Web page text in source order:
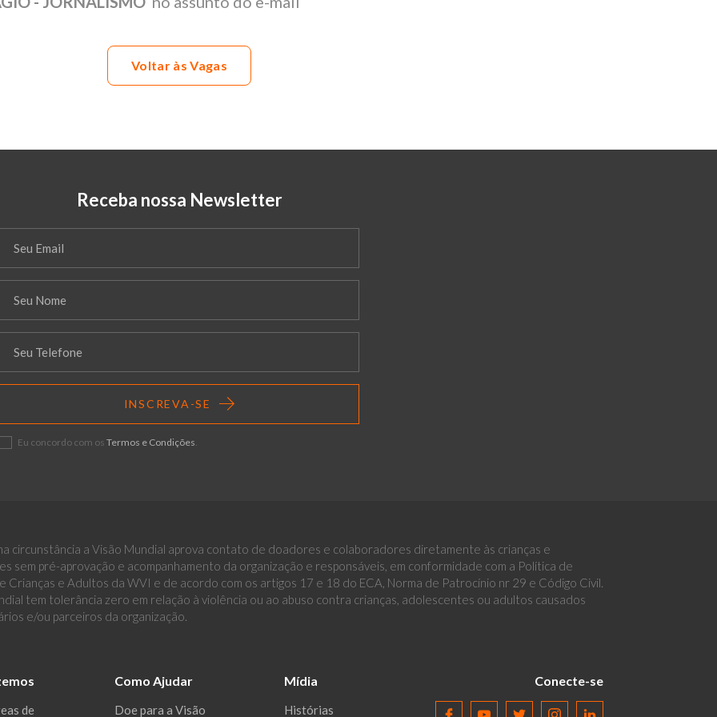
Voltar às Vagas
Receba nossa Newsletter
INSCREVA-SE
Eu concordo com os Termos e Condições
circunstância a Visão Mundial aprova contato de doadores e colaboradores diretamente às crianças e
sem pré-aprovação e acompanhamento da organização e responsáveis, em conformidade com a Política de
Crianças e Adultos da WVI e de acordo com os artigos 17 e 18 do ECA, Norma de Patrocínio nr 29 e Código Civil.
tem tolerância zero em relação à violência ou ao abuso contra crianças, adolescentes ou adultos causados
e/ou parceiros da organização.
de
Como Ajudar
Doe para a Visão
Mídia
Histórias
Conecte-se